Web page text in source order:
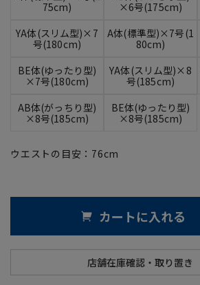
75cm)
×6号(175cm)
YA体(スリム型)×7
号(180cm)
A体(標準型)×7号(1
80cm)
BE体(ゆったり型)
×7号(180cm)
YA体(スリム型)×8
号(185cm)
AB体(がっちり型)
×8号(185cm)
BE体(ゆったり型)
×8号(185cm)
ウエストの目安： 76cm
カートに入れる